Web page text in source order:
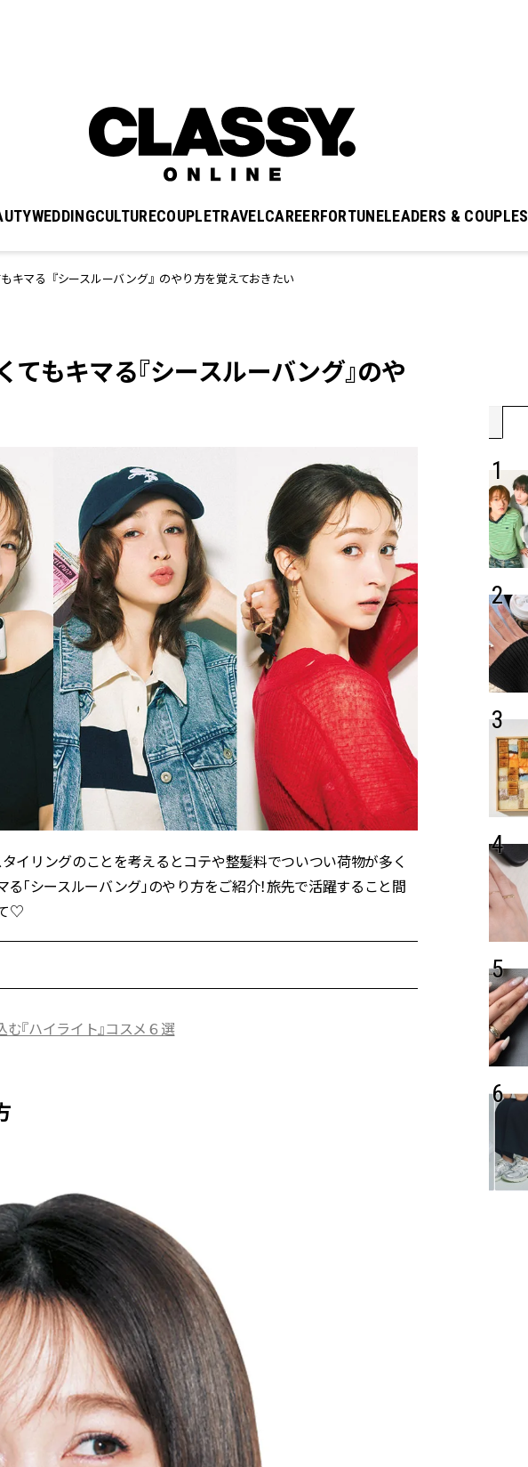
WEDDINGCULTURECOUPLETRAVELCAREERFORTUNELEADERS & COUPLES
キマる『シースルーバング』のやり方を覚えておきたい
もキマる『シースルーバング』のや
イリングのことを考えるとコテや整髪料でついつい荷物が多く
「シースルーバング」のやり方をご紹介！旅先で活躍すること間
♡
『ハイライト』コスメ６選
BEAUTY Aug, 5, 2026
ユニクロ名品も！日焼け対策ガ
チ勢の「ないと無理」なアイテ
ムハック7選 | CLASSY.[クラッシ
ィ]
BEAUTY Aug, 5, 2026
夏の深刻なくすみ・色ムラにア
プローチ！【透明感を底上げ】
神コスメ３選 | CLASSY.[クラッシ
ィ]
Nov, 17, 2025
【落ちない名品リップ10選】塗
り直しできない・皮むけしやす
いetc.悩みをクリア | CLASSY.[ク
ラッシィ]
BEAUTY Aug, 5, 2026
忙しい毎日に「うるおいター
ボ」を。新【SOFINA BASIC＋】
シィ]
ト！30代の夏枯れ肌を救う「先
回りエイジングケア」美容液3選
WEDDING
結婚式に黒ドレスはアリ？お呼
ばれで失敗しないコーデ＆マナ
ーを解説 | CLASSY.[クラッシィ]
WEDDING Aug, 13, 2025
【結婚指輪】人気ブランドのリ
ング22選｜20〜30代カップルの
エピソードも | CLASSY.[クラッシ
ィ]
WEDDING Jun, 30, 2026
【一生ものジュエリー】1つでも
存在感が際立つ！ポメラートの
「トゥギャザー」シリーズに注
目 | CLASSY.[クラッシィ]
WEDDING
【結婚式のお呼ばれバッグ最新
事情】アンテプリマ、プラダetc.